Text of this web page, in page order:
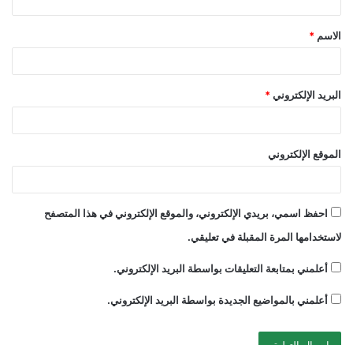
ق
*
الاسم *
البريد الإلكتروني *
الموقع الإلكتروني
احفظ اسمي، بريدي الإلكتروني، والموقع الإلكتروني في هذا المتصفح
لاستخدامها المرة المقبلة في تعليقي.
أعلمني بمتابعة التعليقات بواسطة البريد الإلكتروني.
أعلمني بالمواضيع الجديدة بواسطة البريد الإلكتروني.